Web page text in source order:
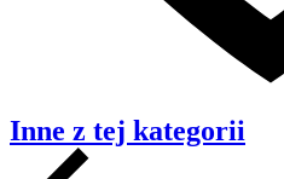
Inne z tej kategorii